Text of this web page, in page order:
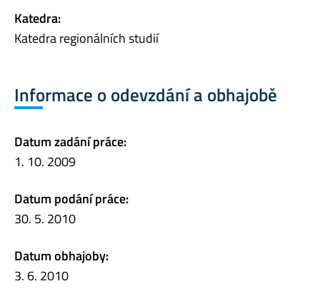
Katedra:
Katedra regionálních studií
Informace o odevzdání a obhajobě
Datum zadání práce:
1. 10. 2009
Datum podání práce:
30. 5. 2010
Datum obhajoby:
3. 6. 2010